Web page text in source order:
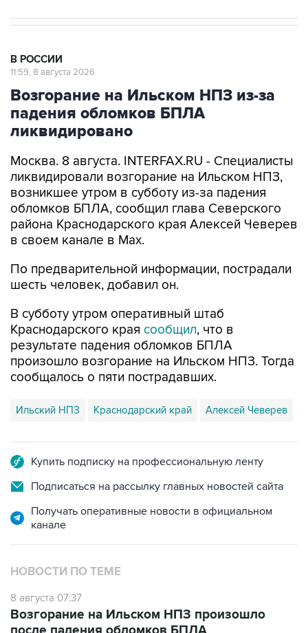
В РОССИИ
11:59, 8 августа 2026
Возгорание на Ильском НПЗ из-за
падения обломков БПЛА
ликвидировано
Москва. 8 августа. INTERFAX.RU - Специалисты
ликвидировали возгорание на Ильском НПЗ,
возникшее утром в субботу из-за падения
обломков БПЛА, сообщил глава Северского
района Краснодарского края Алексей Чеверев
в своем канале в Max.
По предварительной информации, пострадали
шесть человек, добавил он.
В субботу утром оперативный штаб
Краснодарского края сообщил, что в
результате падения обломков БПЛА
произошло возгорание на Ильском НПЗ. Тогда
сообщалось о пяти пострадавших.
Ильский НПЗ Краснодарский край Алексей Чеверев
Купить подписку на профессиональную ленту
Подписаться на рассылку главных новостей сайта
Получать оперативные новости в официальном
канале
НОВОСТИ ПО ТЕМЕ
8 августа 07:37
Возгорание на Ильском НПЗ произошло